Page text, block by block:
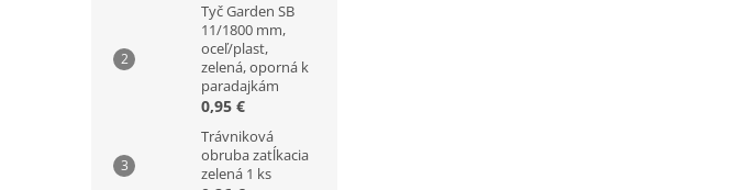
Tyč Garden SB
11/1800 mm,
oceľ/plast,
zelená, oporná k
paradajkám
0,95 €
Trávniková
obruba zatĺkacia
zelená 1 ks